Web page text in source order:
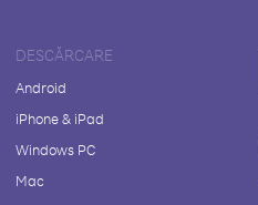
DESCĂRCARE
Android
iPhone & iPad
Windows PC
Mac